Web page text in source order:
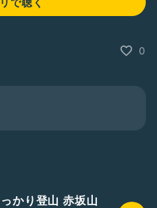
0
かり登山 赤坂山